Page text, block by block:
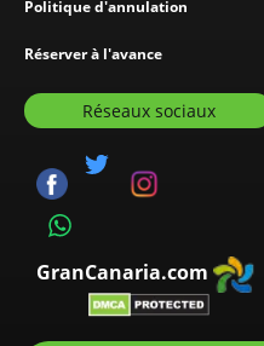
Politique d'annulation
Réserver à l'avance
Réseaux sociaux
GranCanaria.com